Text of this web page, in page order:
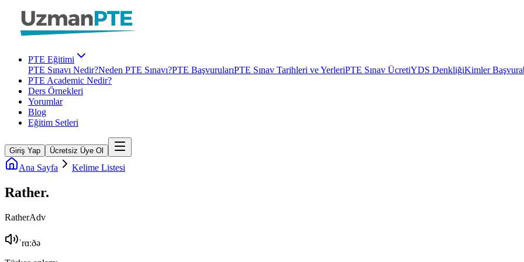
PTE Eğitimi
PTE Sınavı Nedir?Neden PTE Sınavı?PTE BaşvurularıPTE Sınav Tarihleri ve YerleriPTE Sınav ÜcretiYDS DenkliğiKimler
PTE Academic Nedir?
Ders Örnekleri
Yorumlar
Blog
Eğitim Setleri
Giriş Yap Ücretsiz Üye Ol
Ana Sayfa Kelime Listesi
Rather.
RatherAdv
ˈrɑːðə